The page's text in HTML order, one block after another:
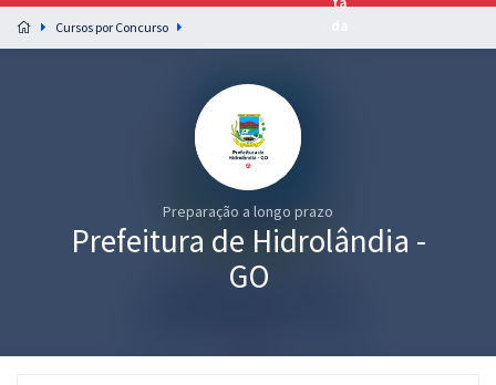
Preparação completa e intensiva para as principais
residências em saúde do Brasil
Cursos por Concurso
Preparação a longo prazo
Prefeitura de Hidrolândia -
GO